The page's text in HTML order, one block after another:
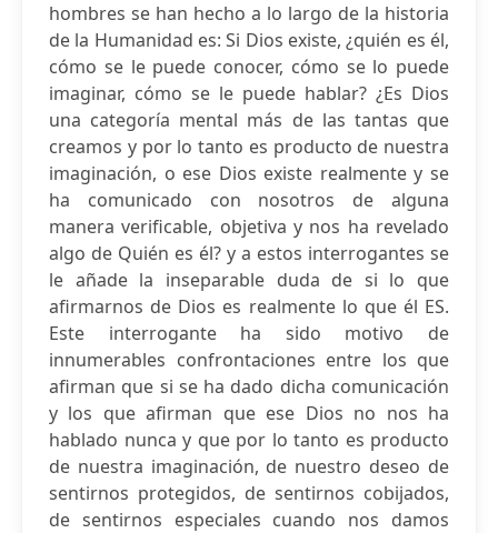
hombres se han hecho a lo largo de la historia
de la Humanidad es: Si Dios existe, ¿quién es él,
cómo se le puede conocer, cómo se lo puede
imaginar, cómo se le puede hablar? ¿Es Dios
una categoría mental más de las tantas que
creamos y por lo tanto es producto de nuestra
imaginación, o ese Dios existe realmente y se
ha comunicado con nosotros de alguna
manera verificable, objetiva y nos ha revelado
algo de Quién es él? y a estos interrogantes se
le añade la inseparable duda de si lo que
afirmarnos de Dios es realmente lo que él ES.
Este interrogante ha sido motivo de
innumerables confrontaciones entre los que
afirman que si se ha dado dicha comunicación
y los que afirman que ese Dios no nos ha
hablado nunca y que por lo tanto es producto
de nuestra imaginación, de nuestro deseo de
sentirnos protegidos, de sentirnos cobijados,
de sentirnos especiales cuando nos damos